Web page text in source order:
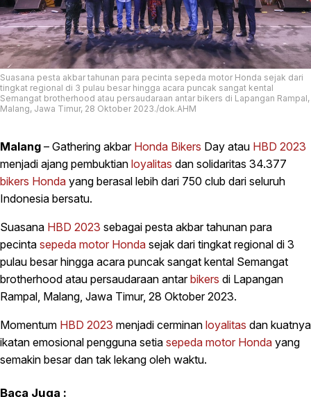
Suasana pesta akbar tahunan para pecinta sepeda motor Honda sejak dari
tingkat regional di 3 pulau besar hingga acara puncak sangat kental
Semangat brotherhood atau persaudaraan antar bikers di Lapangan Rampal,
Malang, Jawa Timur, 28 Oktober 2023./dok.AHM
Malang – Gathering akbar Honda Bikers Day atau HBD 2023
menjadi ajang pembuktian loyalitas dan solidaritas 34.377
bikers Honda yang berasal lebih dari 750 club dari seluruh
Indonesia bersatu.
Suasana HBD 2023 sebagai pesta akbar tahunan para
pecinta sepeda motor Honda sejak dari tingkat regional di 3
pulau besar hingga acara puncak sangat kental Semangat
brotherhood atau persaudaraan antarbikers di Lapangan
Rampal, Malang, Jawa Timur, 28 Oktober 2023.
Momentum HBD 2023 menjadi cerminan loyalitas dan kuatnya
ikatan emosional pengguna setia sepeda motor Honda yang
semakin besar dan tak lekang oleh waktu.
Baca Juga :